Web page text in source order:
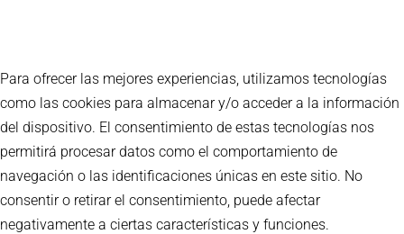
Para ofrecer las mejores experiencias, utilizamos tecnologías
como las cookies para almacenar y/o acceder a la información
del dispositivo. El consentimiento de estas tecnologías nos
permitirá procesar datos como el comportamiento de
navegación o las identificaciones únicas en este sitio. No
consentir o retirar el consentimiento, puede afectar
negativamente a ciertas características y funciones.